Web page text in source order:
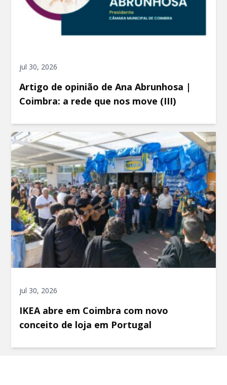
jul 30, 2026
Artigo de opinião de Ana Abrunhosa |
Coimbra: a rede que nos move (III)
jul 30, 2026
IKEA abre em Coimbra com novo
conceito de loja em Portugal